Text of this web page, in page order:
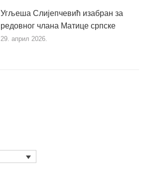
Угљеша Слијепчевић изабран за
редовног члана Матице српске
29. април 2026.